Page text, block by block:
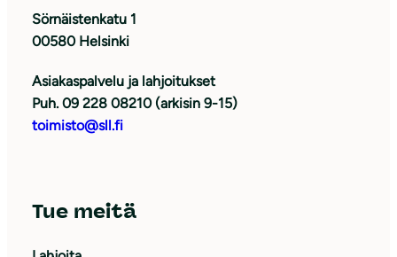
Sörnäistenkatu 1
00580 Helsinki
Asiakaspalvelu ja lahjoitukset
Puh. 09 228 08210 (arkisin 9-15)
toimisto@sll.fi
Tue meitä